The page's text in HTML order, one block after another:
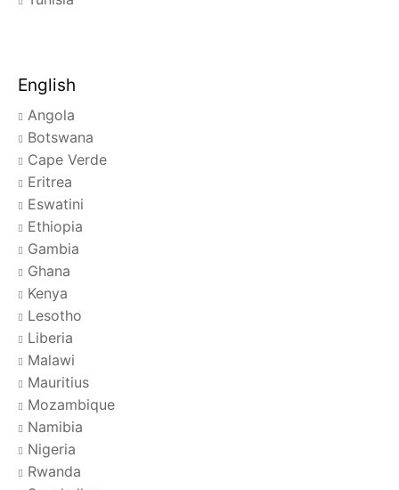
English
Angola
Botswana
Cape Verde
Eritrea
Eswatini
Ethiopia
Gambia
Ghana
Kenya
Lesotho
Liberia
Malawi
Mauritius
Mozambique
Namibia
Nigeria
Rwanda